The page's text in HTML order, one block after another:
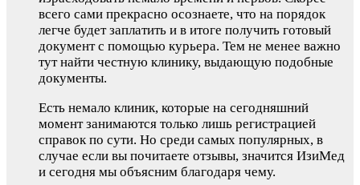
всего сами прекрасно осознаете, что на порядок
легче будет заплатить и в итоге получить готовый
документ с помощью курьера. Тем не менее важно
тут найти честную клинику, выдающую подобные
документы.
Есть немало клиник, которые на сегодняшний
момент занимаются только лишь регистрацией
справок по сути. Но среди самых популярных, в
случае если вы почитаете отзывы, значится ИзиМед
и сегодня мы объясним благодаря чему.